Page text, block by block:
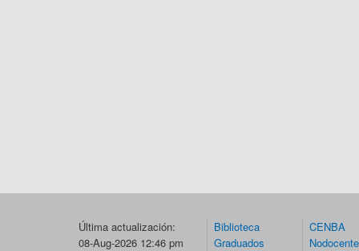
Última actualización:
08-Aug-2026 12:46 pm
Biblioteca
Graduados
CENBA